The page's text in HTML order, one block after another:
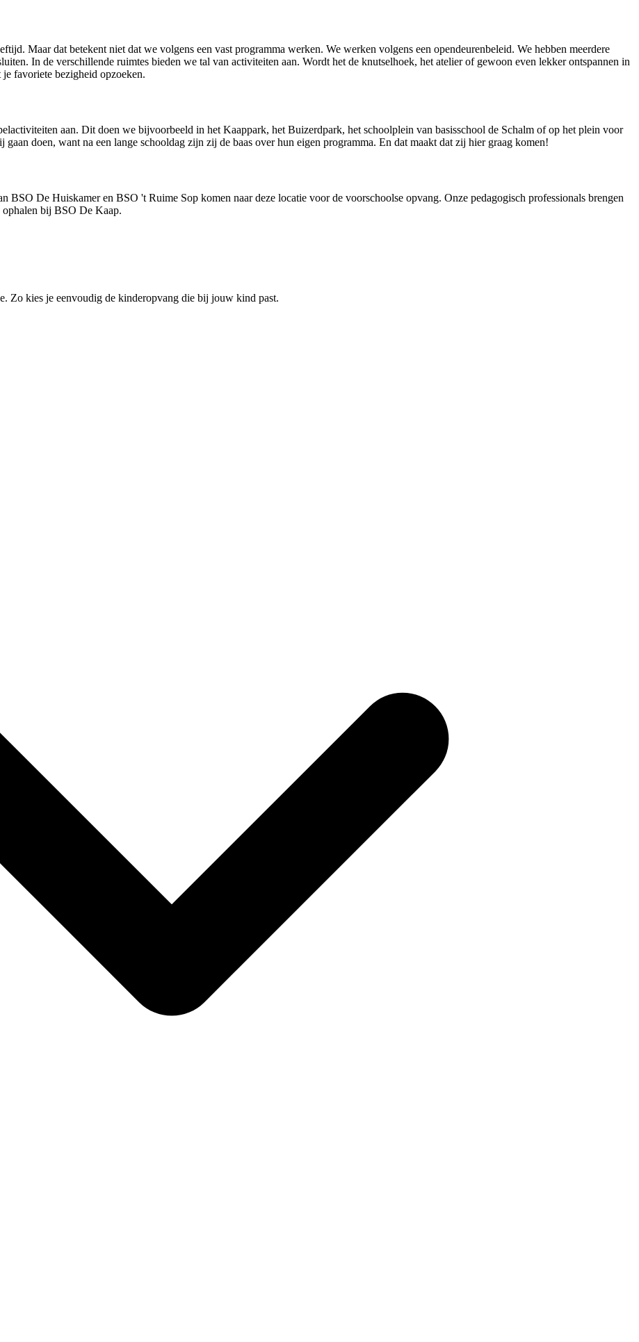
Maar dat betekent niet dat we volgens een vast programma werken. We werken volgens een opendeurenbeleid. We hebben meerdere
In de verschillende ruimtes bieden we tal van activiteiten aan. Wordt het de knutselhoek, het atelier of gewoon even lekker ontspannen in
favoriete bezigheid opzoeken.
aan. Dit doen we bijvoorbeeld in het Kaappark, het Buizerdpark, het schoolplein van basisschool de Schalm of op het plein voor
doen, want na een lange schooldag zijn zij de baas over hun eigen programma. En dat maakt dat zij hier graag komen!
De Huiskamer en BSO 't Ruime Sop komen naar deze locatie voor de voorschoolse opvang. Onze pedagogisch professionals brengen
bij BSO De Kaap.
Zo kies je eenvoudig de kinderopvang die bij jouw kind past.